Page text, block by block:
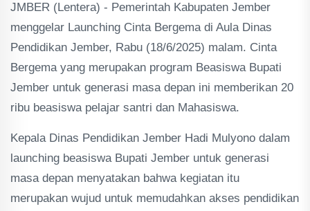
JMBER (Lentera) - Pemerintah Kabupaten Jember
menggelar Launching Cinta Bergema di Aula Dinas
Pendidikan Jember, Rabu (18/6/2025) malam. Cinta
Bergema yang merupakan program Beasiswa Bupati
Jember untuk generasi masa depan ini memberikan 20
ribu beasiswa pelajar santri dan Mahasiswa.
Kepala Dinas Pendidikan Jember Hadi Mulyono dalam
launching beasiswa Bupati Jember untuk generasi
masa depan menyatakan bahwa kegiatan itu
merupakan wujud untuk memudahkan akses pendidikan